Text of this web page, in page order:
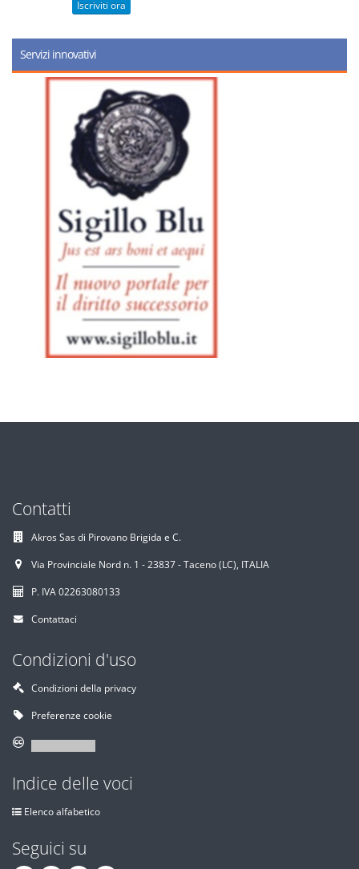
Iscriviti ora
Servizi innovativi
Contatti
Akros Sas di Pirovano Brigida e C.
Via Provinciale Nord n. 1 - 23837 - Taceno (LC), ITALIA
P. IVA 02263080133
Contattaci
Condizioni d'uso
Condizioni della privacy
Preferenze cookie
Indice delle voci
Elenco alfabetico
Seguici su